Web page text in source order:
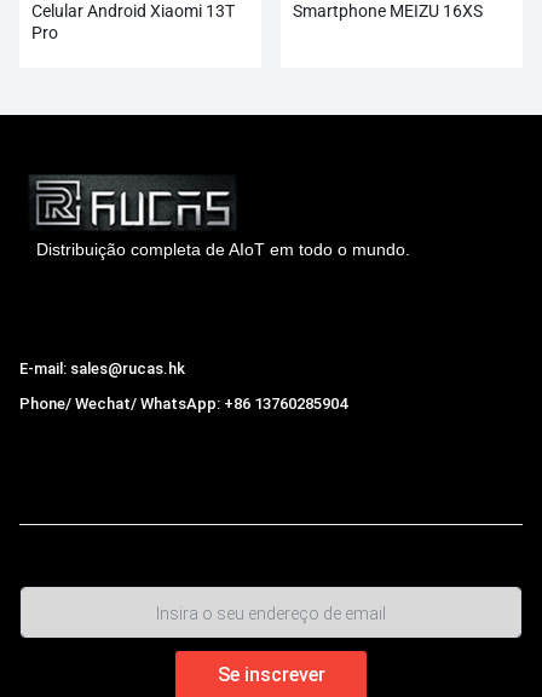
Celular Android Xiaomi 13T
Pro
Smartphone MEIZU 16XS
Distribuição completa de AIoT em todo o mundo.
E-mail: sales@rucas.hk
Phone/ Wechat/ WhatsApp: +86 13760285904